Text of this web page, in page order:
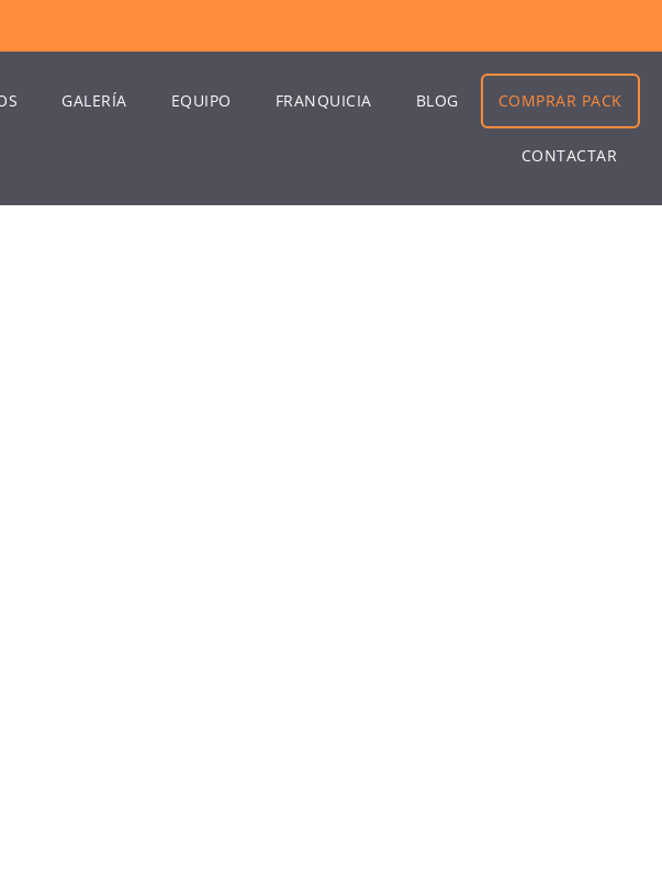
GALERÍA EQUIPO FRANQUICIA BLOG COMPRAR PACK
CONTACTAR